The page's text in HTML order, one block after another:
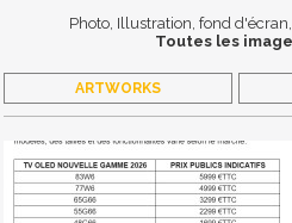
Photo, Illustration, fond
Toutes les
ARTWORKS